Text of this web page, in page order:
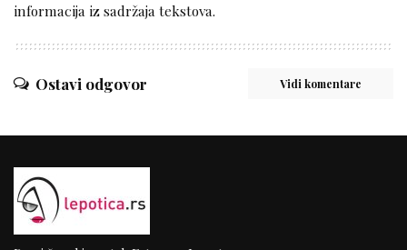
informacija iz sadržaja tekstova.
Ostavi odgovor Vidi komentare